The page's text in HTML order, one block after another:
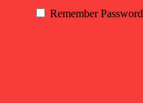
Remember Password